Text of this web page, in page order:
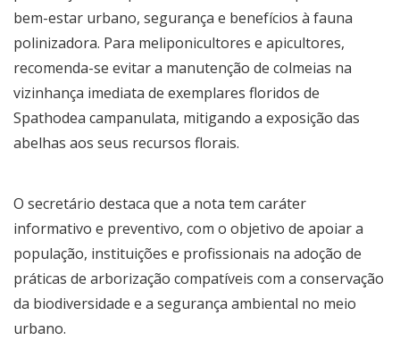
bem-estar urbano, segurança e benefícios à fauna
polinizadora. Para meliponicultores e apicultores,
recomenda-se evitar a manutenção de colmeias na
vizinhança imediata de exemplares floridos de
Spathodea campanulata, mitigando a exposição das
abelhas aos seus recursos florais.
O secretário destaca que a nota tem caráter
informativo e preventivo, com o objetivo de apoiar a
população, instituições e profissionais na adoção de
práticas de arborização compatíveis com a conservação
da biodiversidade e a segurança ambiental no meio
urbano.